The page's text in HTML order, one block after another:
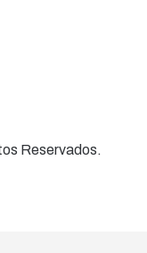
Reservados.